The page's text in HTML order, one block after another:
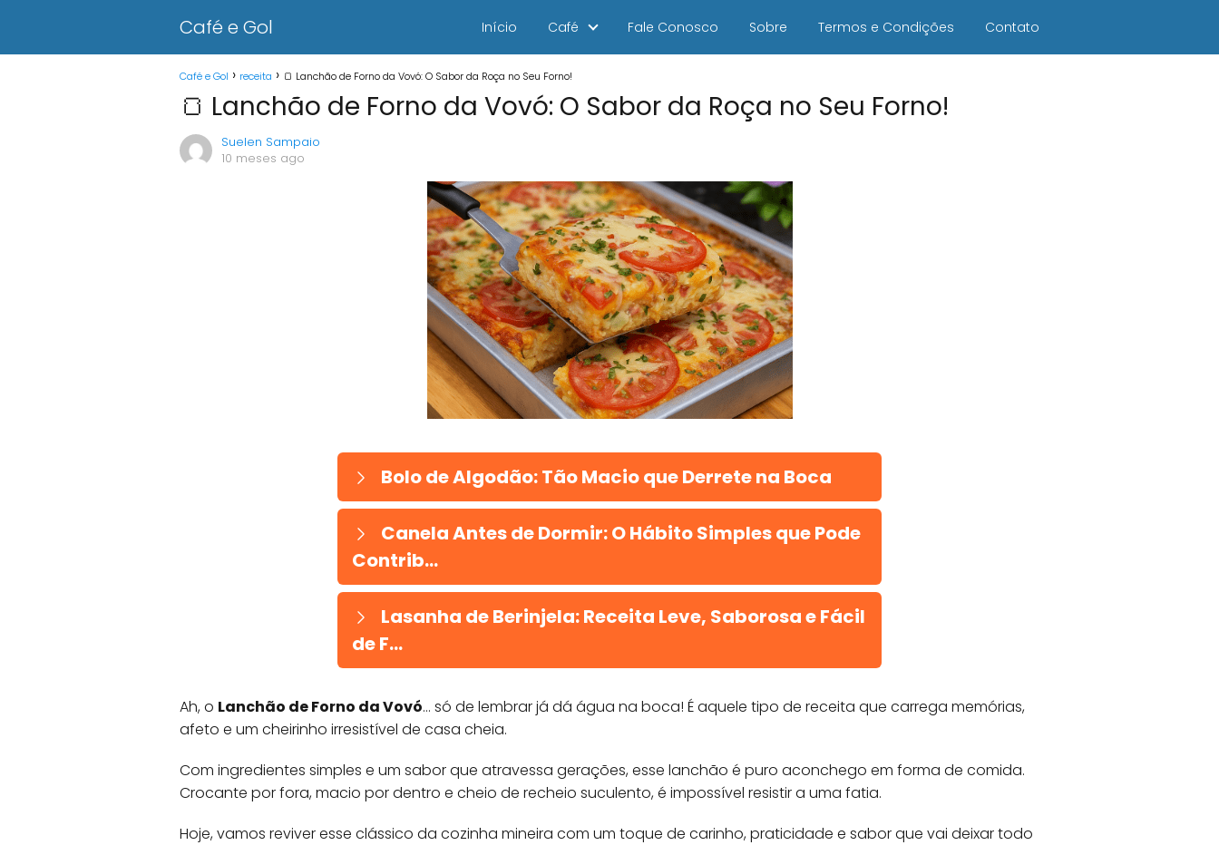
Café e Gol Início Café Fale Conosco Sobre Termos e Condições Contato
Café e Gol receita 🍞 Lanchão de Forno da Vovó: O Sabor da Roça no Seu Forno!
🍞 Lanchão de Forno da Vovó: O Sabor da Roça no Seu Forno!
Suelen Sampaio
10 meses ago
Bolo de Algodão: Tão Macio que Derrete na Boca
Canela Antes de Dormir: O Hábito Simples que Pode
Contrib...
Lasanha de Berinjela: Receita Leve, Saborosa e Fácil
de F...
Ah, o Lanchão de Forno da Vovó… só de lembrar já dá água na boca! É aquele tipo de receita que carrega memórias,
afeto e um cheirinho irresistível de casa cheia.
Com ingredientes simples e um sabor que atravessa gerações, esse lanchão é puro aconchego em forma de comida.
Crocante por fora, macio por dentro e cheio de recheio suculento, é impossível resistir a uma fatia.
Hoje, vamos reviver esse clássico da cozinha mineira com um toque de carinho, praticidade e sabor que vai deixar todo